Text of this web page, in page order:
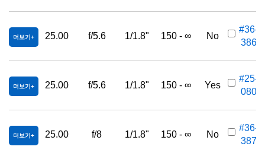
더보기 25.00 f/5.6 1/1.8" 150 - ∞ No
#36-
386
더보기 25.00 f/5.6 1/1.8" 150 - ∞ Yes
#25-
080
더보기 25.00 f/8 1/1.8" 150 - ∞ No
#36-
387